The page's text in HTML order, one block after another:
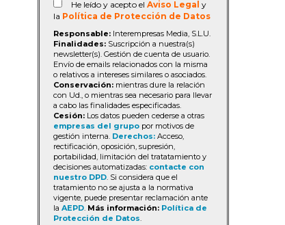
He leído y acepto el Aviso Legal y
la Política de Protección de Datos
Responsable: Interempresas Media, S.L.U.
Finalidades: Suscripción a nuestra(s)
newsletter(s). Gestión de cuenta de usuario.
Envío de emails relacionados con la misma
o relativos a intereses similares o asociados.
Conservación: mientras dure la relación
con Ud., o mientras sea necesario para llevar
a cabo las finalidades especificadas.
Cesión: Los datos pueden cederse a otras
empresas del grupo por motivos de
gestión interna. Derechos: Acceso,
rectificación, oposición, supresión,
portabilidad, limitación del tratatamiento y
decisiones automatizadas: contacte con
nuestro DPD. Si considera que el
tratamiento no se ajusta a la normativa
vigente, puede presentar reclamación ante
la AEPD. Más información: Política de
Protección de Datos.